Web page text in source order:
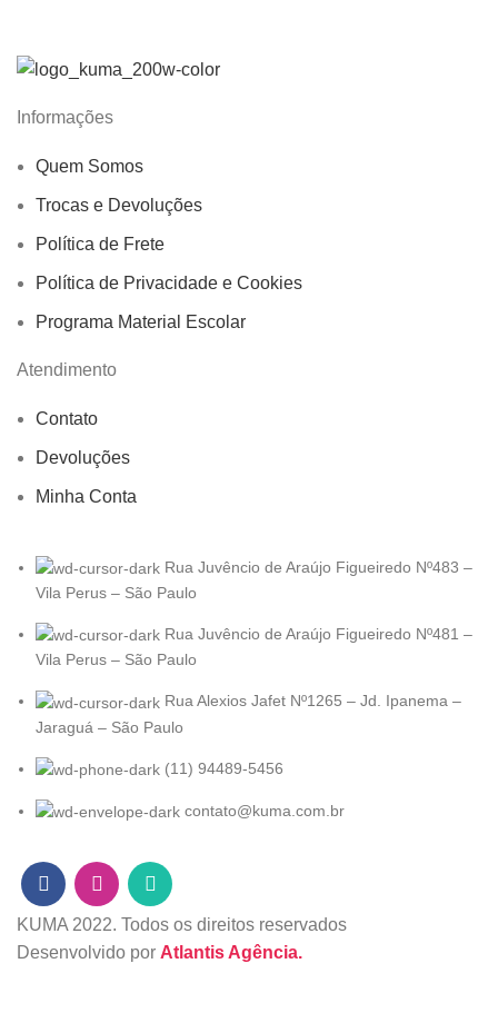
Informações
Quem Somos
Trocas e Devoluções
Política de Frete
Política de Privacidade e Cookies
Programa Material Escolar
Atendimento
Contato
Devoluções
Minha Conta
Rua Juvêncio de Araújo Figueiredo Nº483 –
Vila Perus – São Paulo
Rua Juvêncio de Araújo Figueiredo Nº481 –
Vila Perus – São Paulo
Rua Alexios Jafet Nº1265 – Jd. Ipanema –
Jaraguá – São Paulo
(11) 94489-5456
contato@kuma.com.br
KUMA 2022. Todos os direitos reservados
Desenvolvido por Atlantis Agência.